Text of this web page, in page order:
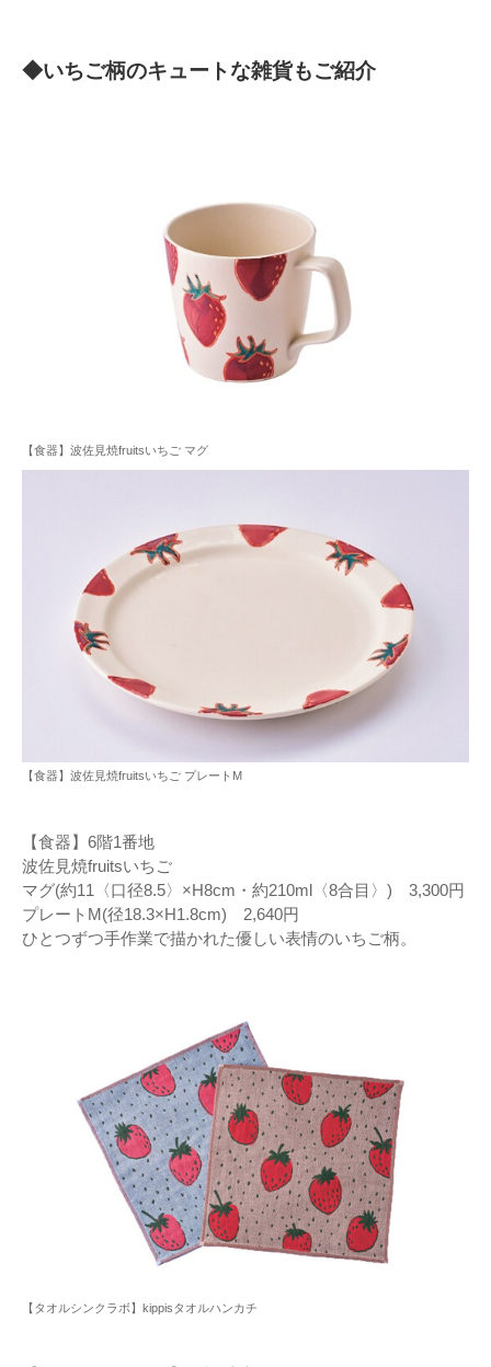
◆いちご柄のキュートな雑貨もご紹介
【食器】波佐見焼fruitsいちご マグ
【食器】波佐見焼fruitsいちご プレートM
【食器】6階1番地
波佐見焼fruitsいちご
マグ(約11〈口径8.5〉×H8cm・約210ml〈8合目〉) 3,300円
プレートM(径18.3×H1.8cm) 2,640円
ひとつずつ手作業で描かれた優しい表情のいちご柄。
【タオルシンクラボ】kippisタオルハンカチ